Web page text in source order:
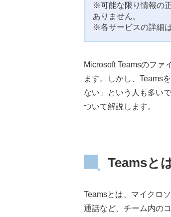
※可能な限り情報の
ありません。
※各サービスの詳細
Microsoft Teamsのファ
ます。しかし、Teams
ない」という人も多い
ついて解説します。
Teamsと
Teamsとは、マイクロ
通話など、チーム内の